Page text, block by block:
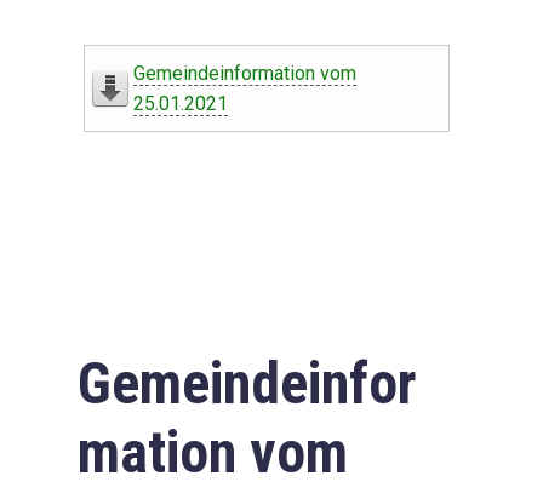
Gemeindeinformation vom
25.01.2021
Gemeindeinfor
mation vom